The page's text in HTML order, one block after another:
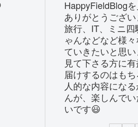
HappyFieldBlog
ありがとうござ
旅行、IT、ミニ四
ゃんなどなど様
ていきたいと思い
見て下さる方に
届けするのはも
人的な内容にな
んが、楽しんで
いです😃